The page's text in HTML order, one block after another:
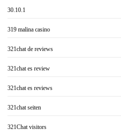
30.10.1
319 malina casino
321chat de reviews
321chat es review
321chat es reviews
321chat seiten
321Chat visitors